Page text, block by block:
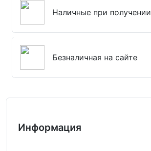
Наличные при получении
Безналичная на сайте
Информация